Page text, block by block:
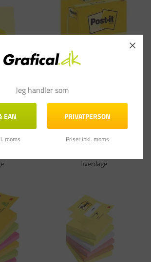
moms)
kurv
(DKK 303,20 ekskl. moms)
Læg i kurv
hverdage
Jeg handler som
EAN
moms
PRIVATPERSON
Priser inkl. moms